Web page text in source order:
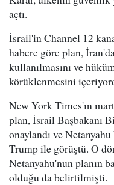
açtı.
İsrail'in Channel 12
habere göre plan,
kullanılmasını ve
körüklenmesini
New York Times'ın
plan, İsrail Başbakanı
onaylandı ve
Trump ile görüştü. O
Netanyahu'nun planın
olduğu da belirtilmişti.